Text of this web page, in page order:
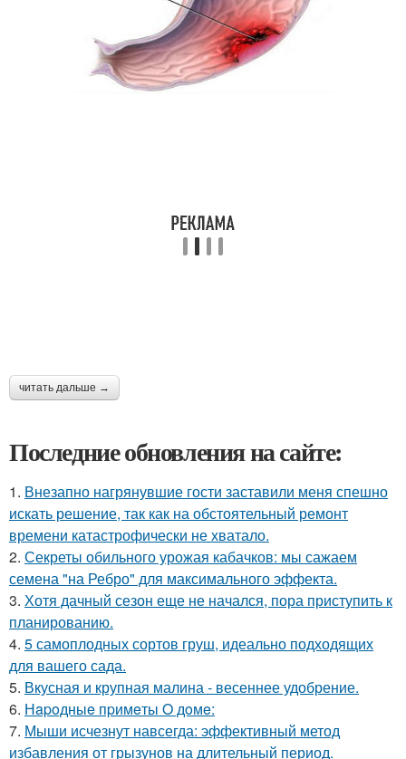
читать дальше →
Последние обновления на сайте:
1. Внезапно нагрянувшие гости заставили меня спешно
искать решение, так как на обстоятельный ремонт
времени катастрофически не хватало.
2. Секреты обильного урожая кабачков: мы сажаем
семена "на Ребро" для максимального эффекта.
3. Хотя дачный сезон еще не начался, пора приступить к
планированию.
4. 5 самоплодных сортов груш, идеально подходящих
для вашего сада.
5. Вкусная и крупная малина - весеннее удобрение.
6. Нapoдныe пpимeты O дoмe:
7. Мыши исчезнут навсегда: эффективный метод
избавления от грызунов на длительный период.